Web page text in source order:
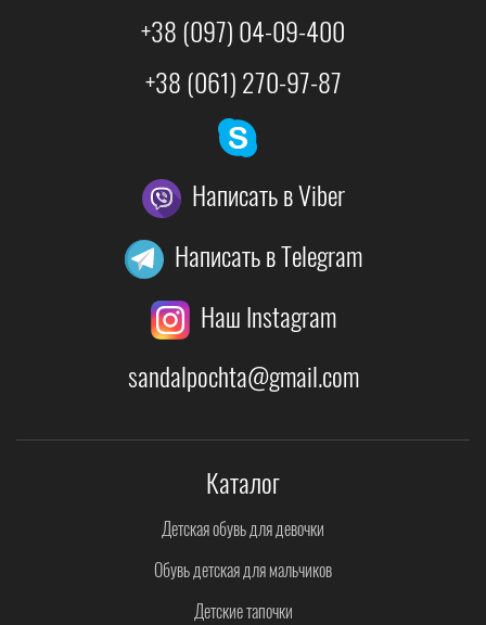
+38 (097) 04-09-400
+38 (061) 270-97-87
Написать в Viber
Написать в Telegram
Наш Instagram
sandalpochta@gmail.com
Каталог
Детская обувь для девочки
Обувь детская для мальчиков
Детские тапочки